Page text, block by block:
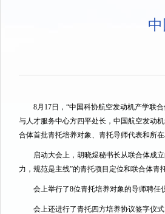
8月17日，“中国科协航空发动机产学联
与人才服务中心方四平处长，中国航空发动
合体首批青托培养对象、青托导师代表和所
启动大会上，胡晓煜秘书长从联合体成
力，规范是主线”的青托项目定位和联合体青
会上举行了8位青托培养对象的导师聘
会上还进行了青托四方培养协议签字仪